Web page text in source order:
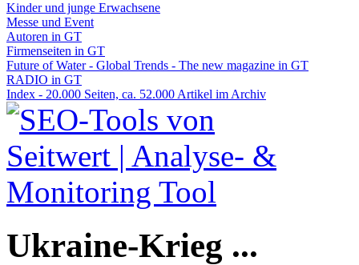
Kinder und junge Erwachsene
Messe und Event
Autoren in GT
Firmenseiten in GT
Future of Water - Global Trends - The new magazine in GT
RADIO in GT
Index - 20.000 Seiten, ca. 52.000 Artikel im Archiv
Ukraine-Krieg ...